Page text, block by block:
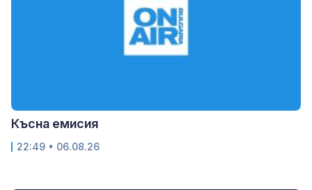
Късна емисия
22:49 • 06.08.26